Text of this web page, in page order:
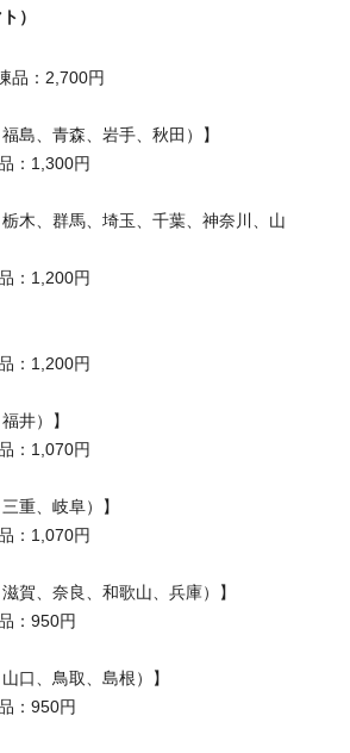
）
品：2,700円
島、青森、岩手、秋田）】
：1,300円
栃木、群馬、埼玉、千葉、神奈川、山
：1,200円
：1,200円
井）】
：1,070円
重、岐阜）】
：1,070円
賀、奈良、和歌山、兵庫）】
：950円
口、鳥取、島根）】
：950円